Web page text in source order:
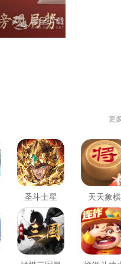
更
圣斗士星
矢：重生2
天天象棋